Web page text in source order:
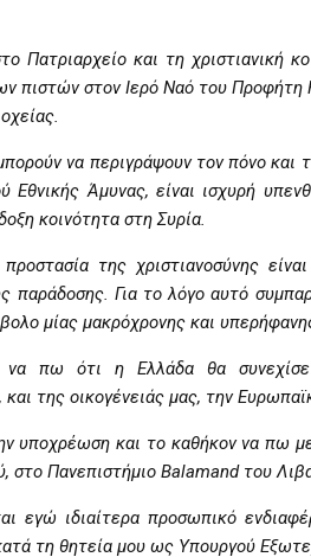
Πατριαρχείο και τη χριστιανική
πιστών στον Ιερό Ναό του Προφήτη
να περιγράψουν τον πόνο
Άμυνας, είναι ισχυρή
κοινότητα στη Συρία.
της χριστιανοσύνης
παράδοσης. Για το λόγο αυτό
μίας μακρόχρονης και
πω ότι η Ελλάδα θα
της οικογένειάς μας, την
υποχρέωση και το καθήκον να πω
στο Πανεπιστήμιο Balamand του
εγώ ιδιαίτερα προσωπικό
τη θητεία μου ως Υπουργού